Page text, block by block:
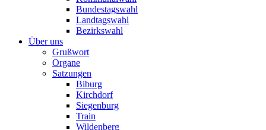
Bundestagswahl
Landtagswahl
Bezirkswahl
Über uns
Grußwort
Organe
Satzungen
Biburg
Kirchdorf
Siegenburg
Train
Wildenberg